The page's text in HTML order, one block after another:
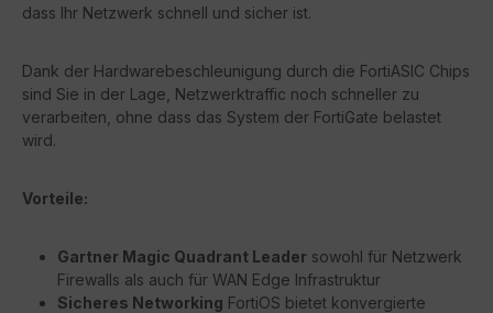
dass Ihr Netzwerk schnell und sicher ist.
Dank der Hardwarebeschleunigung durch die FortiASIC Chips
sind Sie in der Lage, Netzwerktraffic noch schneller zu
verarbeiten, ohne dass das System der FortiGate belastet
wird.
Vorteile:
Gartner Magic Quadrant Leader sowohl für Netzwerk
Firewalls als auch für WAN Edge Infrastruktur
Sicheres Networking FortiOS bietet konvergierte